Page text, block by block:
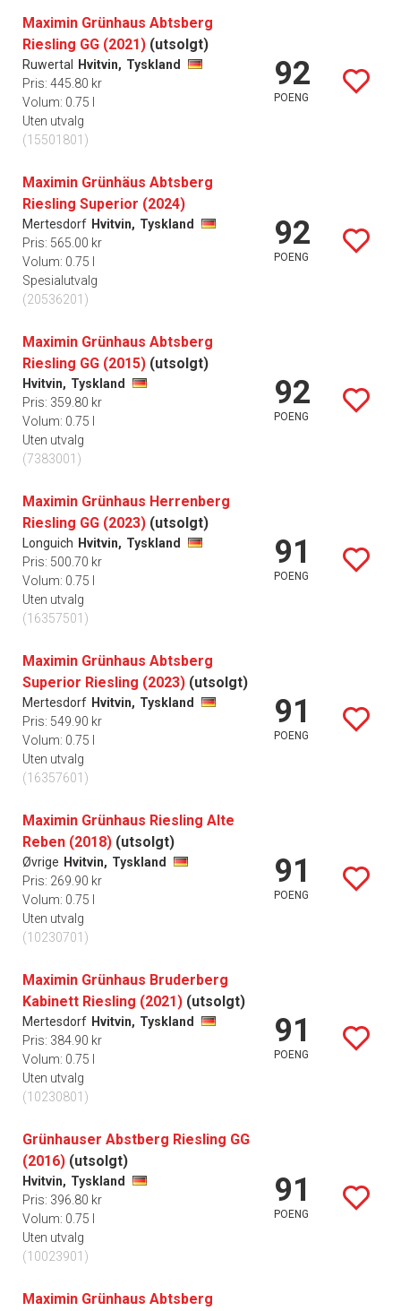
Maximin Grünhaus Abtsberg
Riesling GG (2021) (utsolgt)
Ruwertal Hvitvin, Tyskland
Pris: 445.80 kr
Volum: 0.75 l
Uten utvalg
(15501801)
92
POENG
Maximin Grünhäus Abtsberg
Riesling Superior (2024)
Mertesdorf Hvitvin, Tyskland
Pris: 565.00 kr
Volum: 0.75 l
Spesialutvalg
(20536201)
92
POENG
Maximin Grünhaus Abtsberg
Riesling GG (2015) (utsolgt)
Hvitvin, Tyskland
Pris: 359.80 kr
Volum: 0.75 l
Uten utvalg
(7383001)
92
POENG
Maximin Grünhaus Herrenberg
Riesling GG (2023) (utsolgt)
Longuich Hvitvin, Tyskland
Pris: 500.70 kr
Volum: 0.75 l
Uten utvalg
(16357501)
91
POENG
Maximin Grünhaus Abtsberg
Superior Riesling (2023) (utsolgt)
Mertesdorf Hvitvin, Tyskland
Pris: 549.90 kr
Volum: 0.75 l
Uten utvalg
(16357601)
91
POENG
Maximin Grünhaus Riesling Alte
Reben (2018) (utsolgt)
Øvrige Hvitvin, Tyskland
Pris: 269.90 kr
Volum: 0.75 l
Uten utvalg
(10230701)
91
POENG
Maximin Grünhaus Bruderberg
Kabinett Riesling (2021) (utsolgt)
Mertesdorf Hvitvin, Tyskland
Pris: 384.90 kr
Volum: 0.75 l
Uten utvalg
(10230801)
91
POENG
Grünhauser Abstberg Riesling GG
(2016) (utsolgt)
Hvitvin, Tyskland
Pris: 396.80 kr
Volum: 0.75 l
Uten utvalg
(10023901)
91
POENG
Maximin Grünhaus Abtsberg